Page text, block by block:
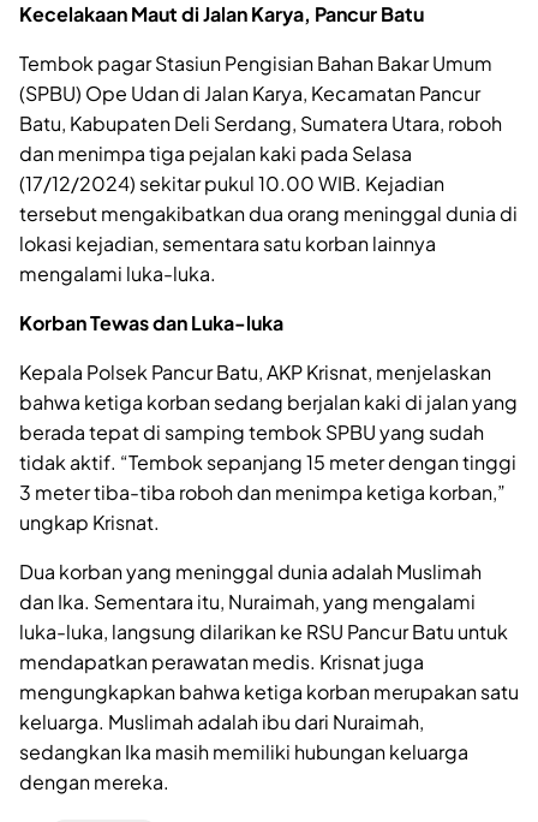
Kecelakaan Maut di Jalan Karya, Pancur Batu
Tembok pagar Stasiun Pengisian Bahan Bakar Umum
(SPBU) Ope Udan di Jalan Karya, Kecamatan Pancur
Batu, Kabupaten Deli Serdang, Sumatera Utara, roboh
dan menimpa tiga pejalan kaki pada Selasa
(17/12/2024) sekitar pukul 10.00 WIB. Kejadian
tersebut mengakibatkan dua orang meninggal dunia di
lokasi kejadian, sementara satu korban lainnya
mengalami luka-luka.
Korban Tewas dan Luka-luka
Kepala Polsek Pancur Batu, AKP Krisnat, menjelaskan
bahwa ketiga korban sedang berjalan kaki di jalan yang
berada tepat di samping tembok SPBU yang sudah
tidak aktif. “Tembok sepanjang 15 meter dengan tinggi
3 meter tiba-tiba roboh dan menimpa ketiga korban,”
ungkap Krisnat.
Dua korban yang meninggal dunia adalah Muslimah
dan Ika. Sementara itu, Nuraimah, yang mengalami
luka-luka, langsung dilarikan ke RSU Pancur Batu untuk
mendapatkan perawatan medis. Krisnat juga
mengungkapkan bahwa ketiga korban merupakan satu
keluarga. Muslimah adalah ibu dari Nuraimah,
sedangkan Ika masih memiliki hubungan keluarga
dengan mereka.